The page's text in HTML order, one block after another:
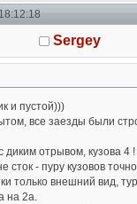
Sergey
и пустой)))
все заезды были
диким отрывом, кузова 4 !
сток - пуру кузовов
только внешний вид,
на 2а.